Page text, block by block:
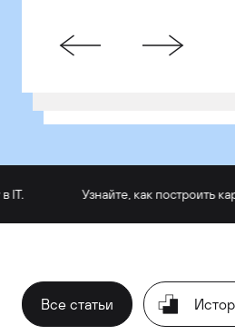
Узнайте, как построить
Все статьи